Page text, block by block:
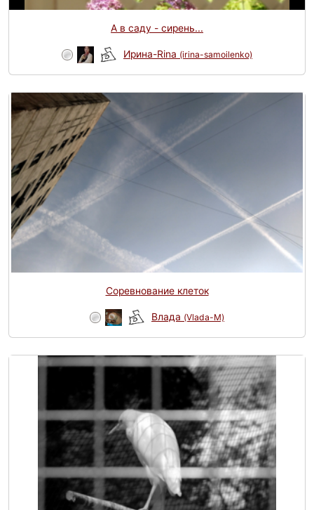
А в саду - сирень...
Ирина-Rina (irina-samoilenko)
Соревнование клеток
Влада (Vlada-M)